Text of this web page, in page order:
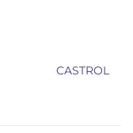
CASTROL